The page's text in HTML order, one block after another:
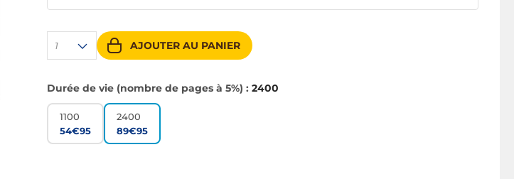
1 AJOUTER AU PANIER
Durée de vie (nombre de pages à 5%) : 2400
1100
54€95
2400
89€95